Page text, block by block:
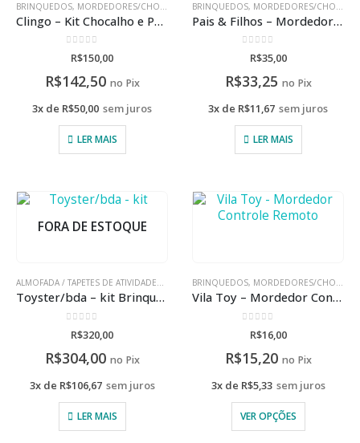
BRINQUEDOS, MORDEDORES/CHOCALHOS ,PELÚCIA/METOO
Clingo – Kit Chocalho e Pelúcia Musical Gelly 0M+
de 5
R$150,00
R$142,50 no Pix
3x de R$50,00 sem juros
LER MAIS
BRINQUEDOS, MORDEDORES/CHOCALHOS
Pais & Filhos – Mordedor Joystick 4M+
de 5
R$35,00
R$33,25 no Pix
3x de R$11,67 sem juros
LER MAIS
FORA DE ESTOQUE
ALMOFADA / TAPETES DE ATIVIDADES, BRINQUEDOS,MORDEDORES/CHOCALHOS
Toyster/bda – kit Brinquedo
de 5
R$320,00
R$304,00 no Pix
3x de R$106,67 sem juros
LER MAIS
BRINQUEDOS, MORDEDORES/CHOCALHOS
Vila Toy – Mordedor Controle Remoto
de 5
R$16,00
R$15,20 no Pix
3x de R$5,33 sem juros
VER OPÇÕES